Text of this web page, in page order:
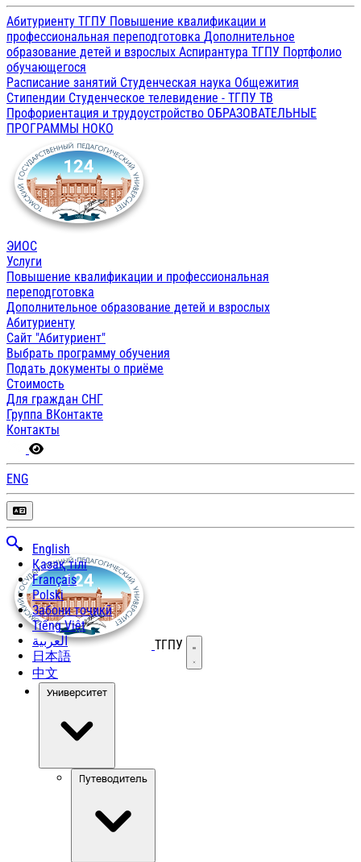
Абитуриенту ТГПУ Повышение квалификации и
профессиональная переподготовка Дополнительное
образование детей и взрослых Аспирантура ТГПУ Портфолио
обучающегося
Расписание занятий Студенческая наука Общежития
Стипендии Студенческое телевидение - ТГПУ ТВ
Профориентация и трудоустройство ОБРАЗОВАТЕЛЬНЫЕ
ПРОГРАММЫ НОКО
ЭИОС
Услуги
Повышение квалификации и профессиональная
переподготовка
Дополнительное образование детей и взрослых
Абитуриенту
Сайт "Абитуриент"
Выбрать программу обучения
Подать документы о приёме
Стоимость
Для граждан СНГ
Группа ВКонтакте
Контакты
ENG
English
Қазақ тілі
Français
Polski
Забони тоҷикӣ
Tiếng Việt
العربية
日本語
中文
ТГПУ Открыть меню
Университет
Путеводитель